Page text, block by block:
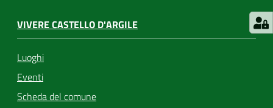
VIVERE CASTELLO D'ARGILE
Luoghi
Eventi
Scheda del comune